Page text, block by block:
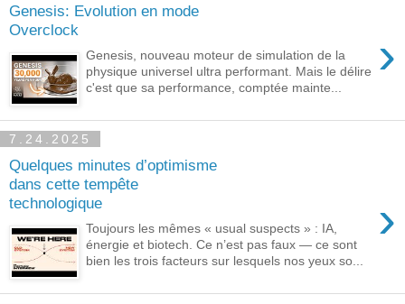
Genesis: Evolution en mode
Overclock
›
Genesis, nouveau moteur de simulation de la
physique universel ultra performant. Mais le délire
c'est que sa performance, comptée mainte...
7.24.2025
Quelques minutes d’optimisme
dans cette tempête
technologique
›
Toujours les mêmes « usual suspects » : IA,
énergie et biotech. Ce n’est pas faux — ce sont
bien les trois facteurs sur lesquels nos yeux so...